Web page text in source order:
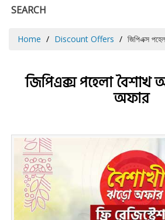
SEARCH
Home Discount Offers জিপিএক্স
জিপিএক্স পহেলা
অফার